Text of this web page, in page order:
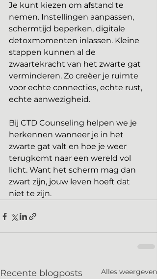
Je kunt kiezen om afstand te
nemen. Instellingen aanpassen,
schermtijd beperken, digitale
detoxmomenten inlassen. Kleine
stappen kunnen al de
zwaartekracht van het zwarte gat
verminderen. Zo creëer je ruimte
voor echte connecties, echte rust,
echte aanwezigheid.
Bij CTD Counseling helpen we je
herkennen wanneer je in het
zwarte gat valt en hoe je weer
terugkomt naar een wereld vol
licht. Want het scherm mag dan
zwart zijn, jouw leven hoeft dat
niet te zijn.
Recente blogposts Alles weergeven